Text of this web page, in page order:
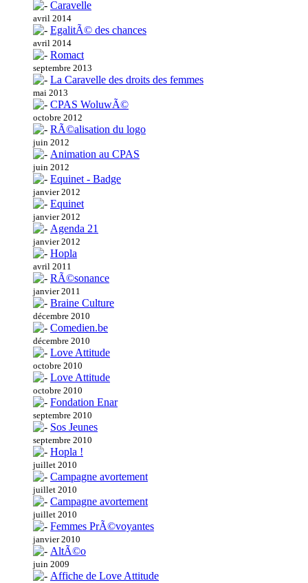
Caravelle
avril 2014
EgalitÃ© des chances
avril 2014
Romact
septembre 2013
La Caravelle des droits des femmes
mai 2013
CPAS WoluwÃ©
octobre 2012
RÃ©alisation du logo
juin 2012
Animation au CPAS
juin 2012
Equinet - Badge
janvier 2012
Equinet
janvier 2012
Agenda 21
janvier 2012
Hopla
avril 2011
RÃ©sonance
janvier 2011
Braine Culture
décembre 2010
Comedien.be
décembre 2010
Love Attitude
octobre 2010
Love Attitude
octobre 2010
Fondation Enar
septembre 2010
Sos Jeunes
septembre 2010
Hopla !
juillet 2010
Campagne avortement
juillet 2010
Campagne avortement
juillet 2010
Femmes PrÃ©voyantes
janvier 2010
AltÃ©o
juin 2009
Affiche de Love Attitude